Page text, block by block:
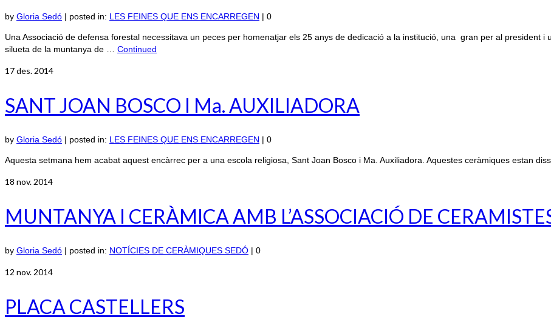
by Gloria Sedó | posted in: LES FEINES QUE ENS ENCARREGEN | 0
Una Associació de defensa forestal necessitava un peces per homenatjar els 25 anys de dedicació a la institució, una gran per al president
silueta de la muntanya de … Continued
17des. 2014
SANT JOAN BOSCO I Ma. AUXILIADORA
by Gloria Sedó | posted in: LES FEINES QUE ENS ENCARREGEN | 0
Aquesta setmana hem acabat aquest encàrrec per a una escola religiosa, Sant Joan Bosco i Ma. Auxiliadora. Aquestes ceràmiques estan
18 nov. 2014
MUNTANYA I CERÀMICA AMB L’ASSOCIACIÓ DE
by Gloria Sedó | posted in: NOTÍCIES DE CERÀMIQUES SEDÓ | 0
12 nov. 2014
PLACA CASTELLERS